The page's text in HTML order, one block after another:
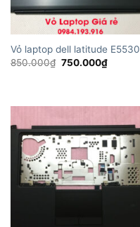
Vỏ laptop dell latitude E5530
850.000₫ Giá
750.000₫Giá
hiện